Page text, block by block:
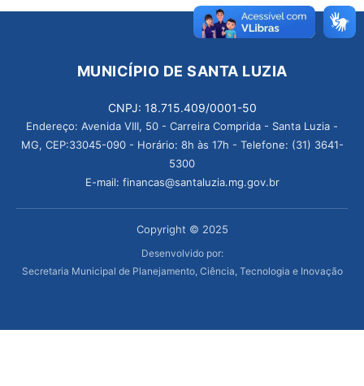
MUNICÍPIO DE SANTA LUZIA
CNPJ: 18.715.409/0001-50
Endereço: Avenida VIII, 50 - Carreira Comprida - Santa Luzia -
MG, CEP:33045-090 - Horário: 8h às 17h - Telefone: (31) 3641-
5300
E-mail: financas@santaluzia.mg.gov.br
Copyright © 2025
Desenvolvido por:
Secretaria Municipal de Planejamento, Ciência, Tecnologia e Inovação